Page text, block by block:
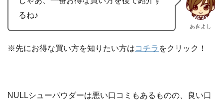
るね♪
あきよし
※先にお得な買い方を知りたい方はコチラ をクリック！
NULLシューパウダーは悪い口コミもあるものの、良い口